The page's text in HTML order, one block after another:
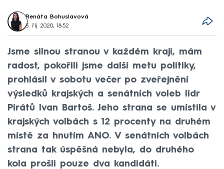
Renáta Bohuslavová
3. říj 2020, 18:52
Jsme silnou stranou v každém kraji, mám
radost, pokořili jsme další metu politiky,
prohlásil v sobotu večer po zveřejnění
výsledků krajských a senátních voleb lídr
Pirátů Ivan Bartoš. Jeho strana se umístila v
krajských volbách s 12 procenty na druhém
místě za hnutím ANO. V senátních volbách
strana tak úspěšná nebyla, do druhého
kola prošli pouze dva kandidáti.